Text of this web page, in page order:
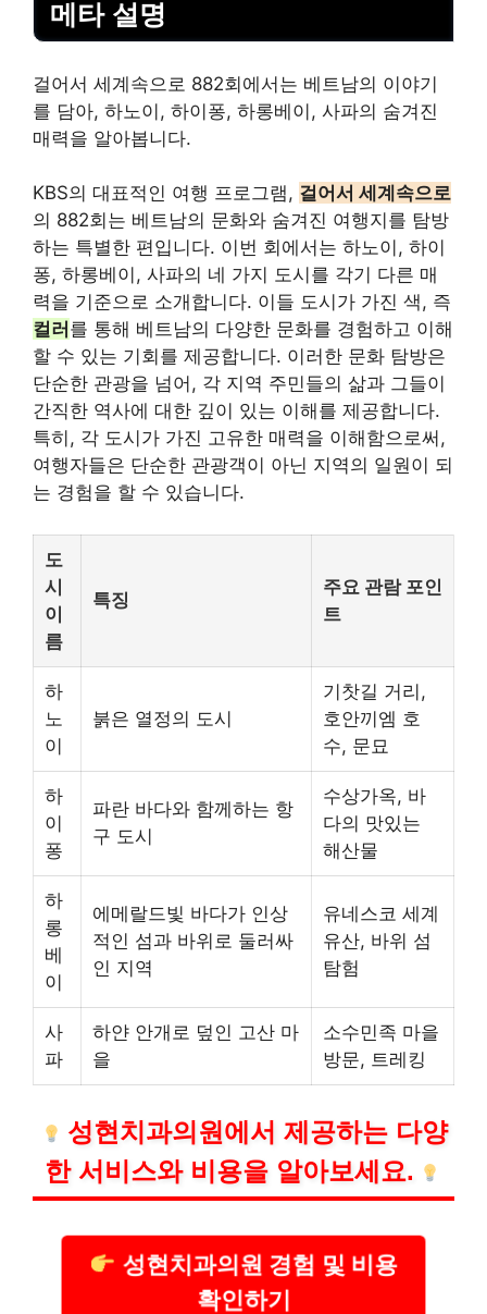
메타 설명
걸어서 세계속으로 882회에서는 베트남의 이야기
를 담아, 하노이, 하이퐁, 하롱베이, 사파의 숨겨진
매력을 알아봅니다.
KBS의 대표적인 여행 프로그램, 걸어서 세계속으로
의 882회는 베트남의 문화와 숨겨진 여행지를 탐방
하는 특별한 편입니다. 이번 회에서는 하노이, 하이
퐁, 하롱베이, 사파의 네 가지 도시를 각기 다른 매
력을 기준으로 소개합니다. 이들 도시가 가진 색, 즉
컬러 를 통해 베트남의 다양한 문화를 경험하고 이해
할 수 있는 기회를 제공합니다. 이러한 문화 탐방은
단순한 관광을 넘어, 각 지역 주민들의 삶과 그들이
간직한 역사에 대한 깊이 있는 이해를 제공합니다.
특히, 각 도시가 가진 고유한 매력을 이해함으로써,
여행자들은 단순한 관광객이 아닌 지역의 일원이 되
는 경험을 할 수 있습니다.
도
시
이
름
특징
주요 관람 포인
트
하
노
이
붉은 열정의 도시
기찻길 거리,
호안끼엠 호
수, 문묘
하
이
퐁
파란 바다와 함께하는 항
구 도시
수상가옥, 바
다의 맛있는
해산물
하
롱
베
이
에메랄드빛 바다가 인상
적인 섬과 바위로 둘러싸
인 지역
유네스코 세계
유산, 바위 섬
탐험
사
파
하얀 안개로 덮인 고산 마
을
소수민족 마을
방문, 트레킹
성현치과의원에서 제공하는 다양
한 서비스와 비용을 알아보세요.
성현치과의원 경험 및 비용
확인하기